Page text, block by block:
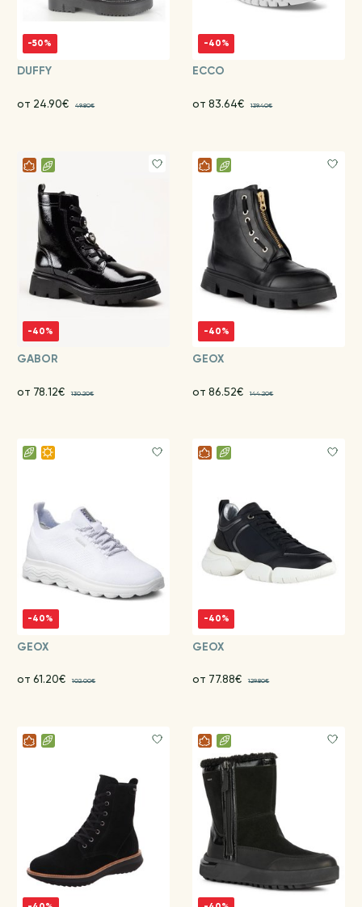
-50%
DUFFY
от 24.90€ 49.80€
-40%
ECCO
от 83.64€ 139.40€
-40%
GABOR
от 78.12€ 130.20€
-40%
GEOX
от 86.52€ 144.20€
-40%
GEOX
от 61.20€ 102.00€
-40%
GEOX
от 77.88€ 129.80€